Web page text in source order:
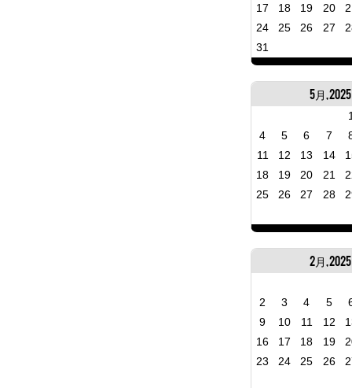
17
18 19 20
24
25 26 27
31
5月, 2025
4
5 6 7
11
12 13 14
18
19 20 21
25
26 27 28
2月, 2025
2 3 4 5
9
10 11 12
16
17 18 19
23
24 25 26